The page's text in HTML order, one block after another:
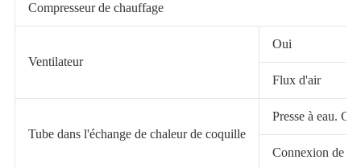
Compresseur de chauffage
Ventilateur
Oui
Flux d'air
Tube dans l'échange de chaleur de coquille
Presse à eau.
Connexion de